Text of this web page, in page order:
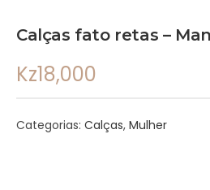
Calças fato retas –
Kz18,000
Categorias: Calças, Mulher